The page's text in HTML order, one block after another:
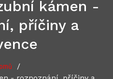
kámen -
příčiny a
/